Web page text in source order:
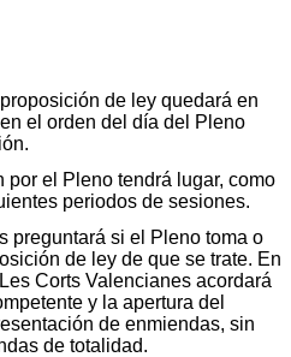
de ley quedará en
el orden del día del Pleno
por el Pleno tendrá lugar, como
periodos de sesiones.
preguntará si el Pleno toma o
de ley de que se trate. En
Corts Valencianes acordará
y la apertura del
de enmiendas, sin
de totalidad.